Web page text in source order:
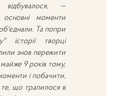
відбувалося, —
моменти
Та попри
історії творці
знов пережити
9 років тому,
і побачити,
що трапилося в